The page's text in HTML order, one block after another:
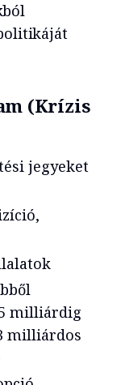
(Krízis
jegyeket
milliárdig
milliárdos